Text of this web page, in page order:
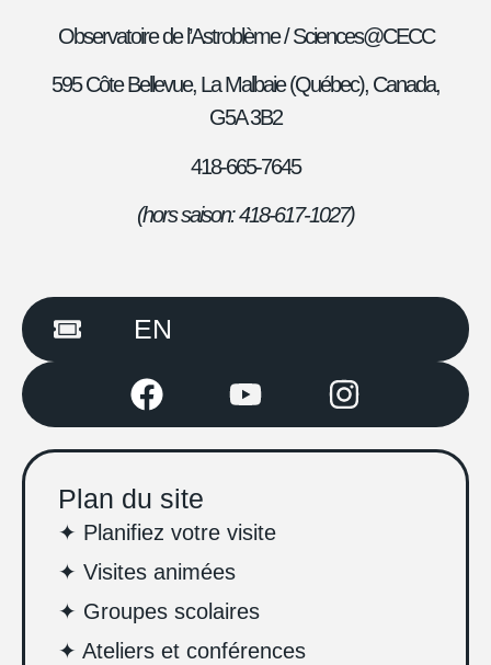
Observatoire de l’Astroblème /Sciences@CECC
595 Côte Bellevue, La Malbaie (Québec), Canada,
G5A 3B2
418-665-7645
(hors saison: 418-617-1027)
EN
Plan du site
✦ Planifiez votre visite
✦ Visites animées
✦ Groupes scolaires
✦ Ateliers et conférences